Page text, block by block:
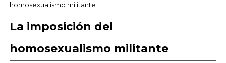
homosexualismo militante
La imposición del
homosexualismo militante